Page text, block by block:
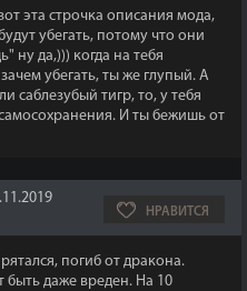
эта строчка описания мода,
убегать, потому что они
ну да,))) когда на тебя
убегать, ты же глупый. А
саблезубый тигр, то, у тебя
И ты бежишь от
НРАВИТСЯ
погиб от дракона.
даже вреден. На 10